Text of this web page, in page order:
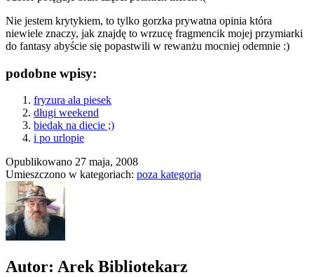
Nie jestem krytykiem, to tylko gorzka prywatna opinia która
niewiele znaczy, jak znajdę to wrzucę fragmencik mojej przymiarki
do fantasy abyście się popastwili w rewanżu mocniej odemnie :)
podobne wpisy:
fryzura ala piesek
długi weekend
biedak na diecie ;)
i po urlopie
Opublikowano 27 maja, 2008
Umieszczono w kategoriach: poza kategorią
Autor: Arek Bibliotekarz